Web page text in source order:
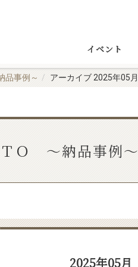
イベント
事例～ アーカイブ 2025年05月
Ｏ ～納品事例～
2025年05月